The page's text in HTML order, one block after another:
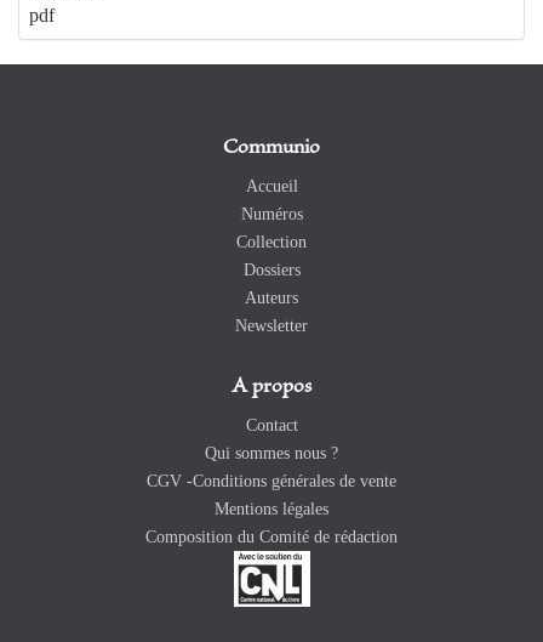
pdf
Communio
Accueil
Numéros
Collection
Dossiers
Auteurs
Newsletter
A propos
Contact
Qui sommes nous ?
CGV -Conditions générales de vente
Mentions légales
Composition du Comité de rédaction